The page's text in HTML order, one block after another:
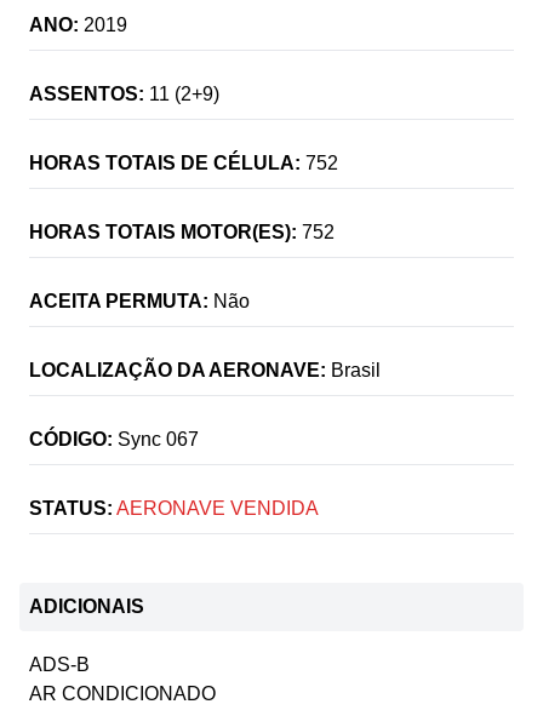
ANO: 2019
ASSENTOS: 11 (2+9)
HORAS TOTAIS DE CÉLULA: 752
HORAS TOTAIS MOTOR(ES): 752
ACEITA PERMUTA: Não
LOCALIZAÇÃO DA AERONAVE: Brasil
CÓDIGO: Sync 067
STATUS: AERONAVE VENDIDA
ADICIONAIS
ADS-B
AR CONDICIONADO